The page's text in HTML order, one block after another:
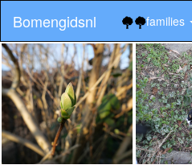
Bomengidsnl families